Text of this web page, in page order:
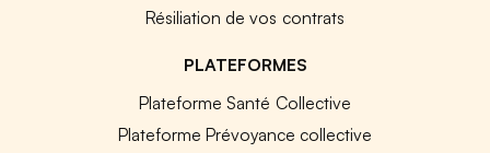
Résiliation de vos contrats
PLATEFORMES
Plateforme Santé Collective
Plateforme Prévoyance collective